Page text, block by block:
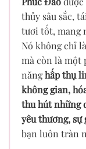
thủy sâu sắc,
tươi tốt, mang
Nó không chỉ
mà còn là một
nănghấp thụ
không gian,
thu hút những
yêu thương,
bạn luôn tràn